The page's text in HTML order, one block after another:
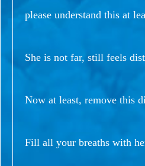
please understand this at
She is not far, still feels
Now at least, remove this
Fill all your breaths with